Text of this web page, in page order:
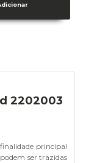
2202003
principal
ser trazidas